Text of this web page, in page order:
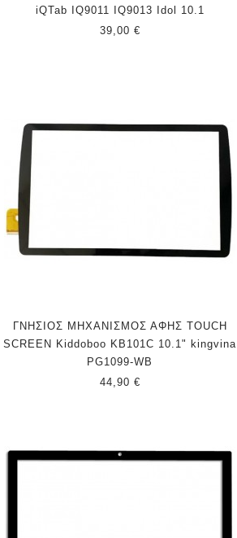
iQTab IQ9011 IQ9013 Idol 10.1
39,00 €
ΓΝΗΣΙΟΣ ΜΗΧΑΝΙΣΜΟΣ ΑΦΗΣ TOUCH
SCREEN Kiddoboo KB101C 10.1" kingvina
PG1099-WB
44,90 €